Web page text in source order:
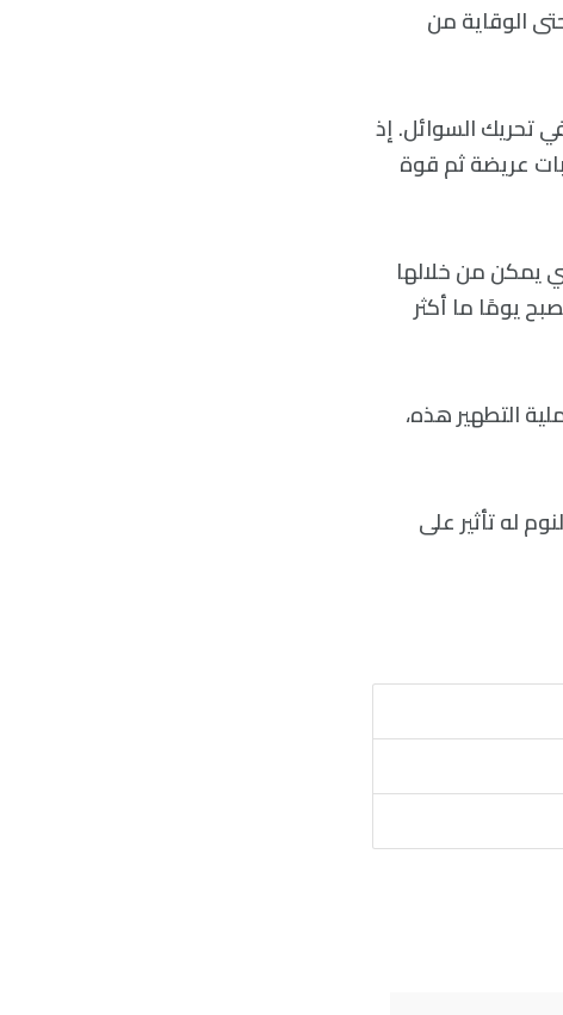
الوقاية من
تحريك السوائل. إذ
عريضة ثم قوة
يمكن من خلالها
يومًا ما أكثر
التطهير هذه،
له تأثير على